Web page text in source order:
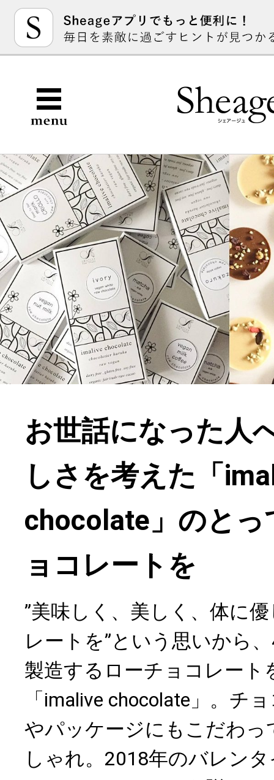
お世話になった人
しさを考えた「
chocolate」のとっ
ョコレートを
”美味しく、美しく、体に
レートを”という思いから
製造するローチョコレート
「imalive chocolate」。チ
やパッケージにもこだわ
しゃれ。2018年のバレン